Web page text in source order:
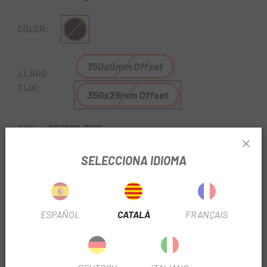
COLOR: Negre
LLARG
TIJA:
350x0mm Offset
350x25mm Offset
REF: DS28119-3605
Sense Stock
AVISA'M QUAN ESTIGUI DISPONIBLE
DESCOMPTE DEL 10% AL CARRET
Oferta no acumulable a altres promocions.
SELECCIONA IDIOMA
ESPAÑOL CATALÀ FRANÇAIS